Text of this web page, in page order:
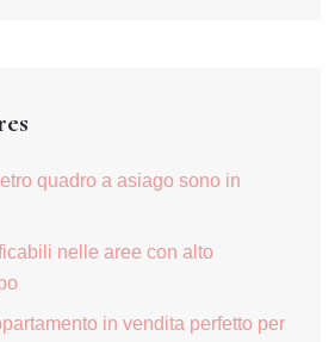
quadro a asiago sono in
nelle aree con alto
in vendita perfetto per